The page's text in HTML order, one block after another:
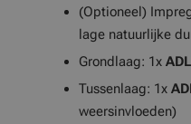
(Optioneel)
lage natuurlijke
Grondlaag: 1x
Tussenlaag: 1x
weersinvloeden)